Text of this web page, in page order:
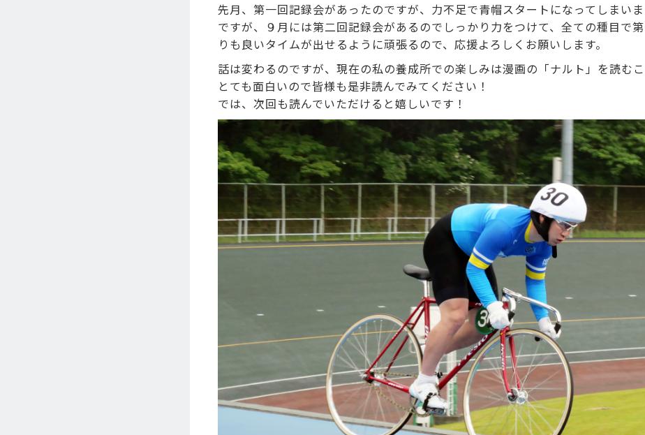
先月、第一回記録会があったのですが、力不足で青帽スタートになってしまいま
ですが、９月には第二回記録会があるのでしっかり力をつけて、全ての種目で
りも良いタイムが出せるように頑張るので、応援よろしくお願いします。
話は変わるのですが、現在の私の養成所での楽しみは漫画の「ナルト」を読むこ
とても面白いので皆様も是非読んでみてください！
では、次回も読んでいただけると嬉しいです！